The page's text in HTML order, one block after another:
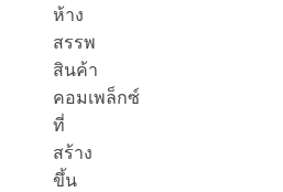
ห้าง
สรรพ
สินค้า
คอมเพล็กซ์
ที่
สร้าง
ขึ้น